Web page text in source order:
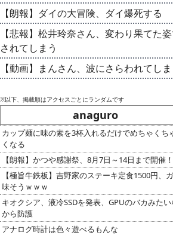
【朗報】ダイの大冒険、ダイ爆死する
【悲報】松井玲奈さん、変わり果てた
されてしまう
【動画】まんさん、波にさらわれてし
※以下、掲載順はアクセスごとにランダムです
anaguro
カップ麺に味の素を3杯入れるだけでめちゃくち
くなる
【朗報】かつや感謝祭、8月7日～14日まで開催！
【極旨牛鉄板】吉野家のステーキ定食1500円、
味そうｗｗｗ
キオクシア、液冷SSDを発表、GPUのバカみた
から防護
アナログ時計は色々遊べるもんな